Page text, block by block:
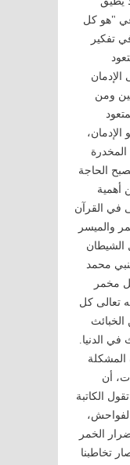
"هو كل
تفكير
الإدمان
ومن
الإدمان،
المخدرة
الحاجة
أهمية
في القرآن
والميسر
الشيطان
محمد
مخمر
تعالى كل
في الدنيا.
المشكلة
أن
الكاتبة
الخمر
تخاطبنا